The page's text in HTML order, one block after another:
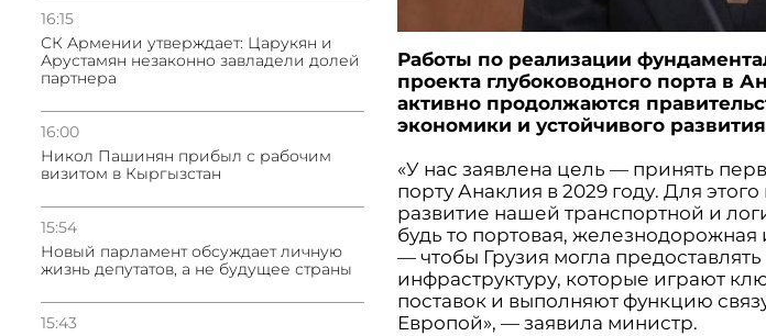
16:15
СК Армении утверждает: Царукян и
Арустамян незаконно завладели долей
партнера
16:00
Никол Пашинян прибыл с рабочим
визитом в Кыргызстан
15:54
Новый парламент обсуждает личную
жизнь депутатов, а не будущее страны
15:43
Работы по реализации
проекта глубоководного порта в
активно продолжаются
экономики и устойчивого
«У нас заявлена цель — принять
порту Анаклия в 2029 году. Для
развитие нашей транспортной и
будь то портовая,
— чтобы Грузия могла
инфраструктуру, которые играют
поставок и выполняют функцию
Европой», — заявила министр.